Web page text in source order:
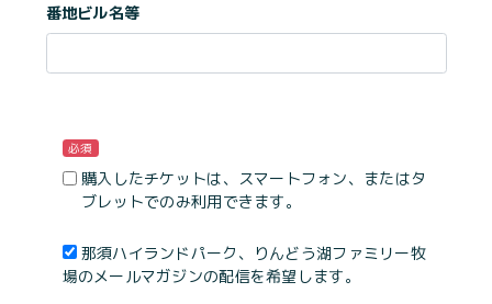
番地ビル名等
必須
購入したチケットは、スマートフォン、またはタ
ブレットでのみ利用できます。
那須ハイランドパーク、りんどう湖ファミリー牧
場のメールマガジンの配信を希望します。